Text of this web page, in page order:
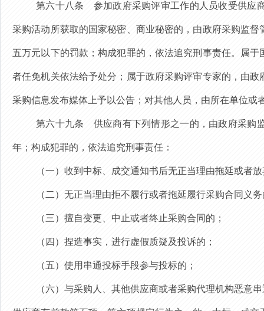
第六十八条 参加政府采购评审工作的人员收受供应
采购活动所获取的国家秘密、商业秘密的，由政府采购监
五万元以下的罚款；构成犯罪的，依法追究刑事责任。属
者任免机关依法给予处分；属于政府采购评审专家的，由
采购信息发布媒体上予以公告；对其他人员，由所在单位或
第六十九条 供应商有下列情形之一的，由政府采购
年；构成犯罪的，依法追究刑事责任：
（一）收到中标、成交通知书后无正当理由拖延或者
（二）无正当理由拒不履行或者拖延履行采购合同义
（三）擅自变更、中止或者终止采购合同的；
（四）捏造事实，进行虚假质疑及投诉的；
（五） 使用串通投标手段参与投标的；
（六）与采购人、其他供应商或者采购代理机构恶意